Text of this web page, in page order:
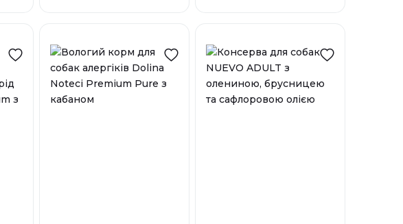
У наявності
У наявності